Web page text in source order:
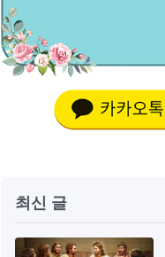
최신 글